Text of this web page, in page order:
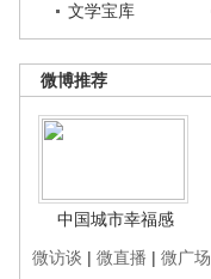
文学宝库
微博推荐
中国城市幸福感
微访谈 | 微直播 | 微广场